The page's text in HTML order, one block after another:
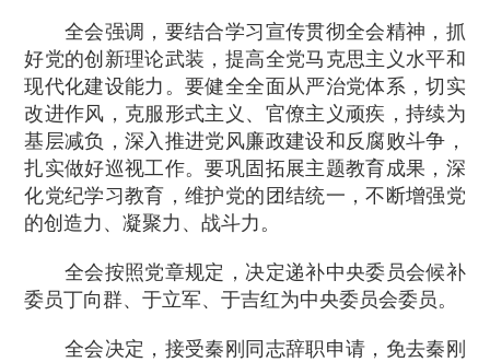
全会强调，要结合学习宣传贯彻全会精神，抓
好党的创新理论武装，提高全党马克思主义水平和
现代化建设能力。要健全全面从严治党体系，切实
改进作风，克服形式主义、官僚主义顽疾，持续为
基层减负，深入推进党风廉政建设和反腐败斗争，
扎实做好巡视工作。要巩固拓展主题教育成果，深
化党纪学习教育，维护党的团结统一，不断增强党
的创造力、凝聚力、战斗力。
全会按照党章规定，决定递补中央委员会候补
委员丁向群、于立军、于吉红为中央委员会委员。
全会决定，接受秦刚同志辞职申请，免去秦刚